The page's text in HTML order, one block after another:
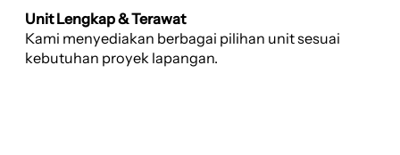
Unit Lengkap & Terawat
Kami menyediakan berbagai pilihan unit sesuai
kebutuhan proyek lapangan.